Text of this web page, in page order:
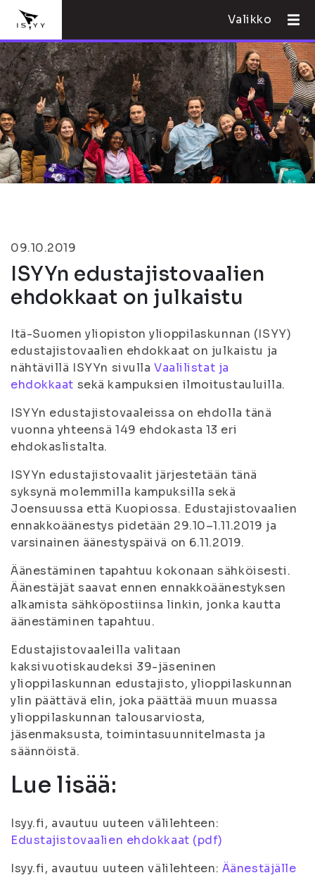
Valikko
09.10.2019
ISYYn edustajistovaalien
ehdokkaat on julkaistu
Itä-Suomen yliopiston ylioppilaskunnan (ISYY)
edustajistovaalien ehdokkaat on julkaistu ja
nähtävillä ISYYn sivulla Vaalilistat ja
ehdokkaat sekä kampuksien ilmoitustauluilla.
ISYYn edustajistovaaleissa on ehdolla tänä
vuonna yhteensä 149 ehdokasta 13 eri
ehdokaslistalta.
ISYYn edustajistovaalit järjestetään tänä
syksynä molemmilla kampuksilla sekä
Joensuussa että Kuopiossa. Edustajistovaalien
ennakkoäänestys pidetään 29.10–1.11.2019 ja
varsinainen äänestyspäivä on 6.11.2019.
Äänestäminen tapahtuu kokonaan sähköisesti.
Äänestäjät saavat ennen ennakkoäänestyksen
alkamista sähköpostiinsa linkin, jonka kautta
äänestäminen tapahtuu.
Edustajistovaaleilla valitaan
kaksivuotiskaudeksi 39-jäseninen
ylioppilaskunnan edustajisto, ylioppilaskunnan
ylin päättävä elin, joka päättää muun muassa
ylioppilaskunnan talousarviosta,
jäsenmaksusta, toimintasuunnitelmasta ja
säännöistä.
Lue lisää:
Isyy.fi, avautuu uuteen välilehteen:
Edustajistovaalien ehdokkaat (pdf)
Isyy.fi, avautuu uuteen välilehteen: Äänestäjälle